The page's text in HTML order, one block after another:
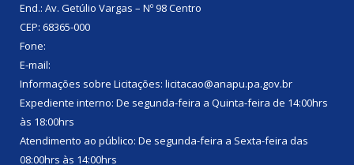
End.: Av. Getúlio Vargas – Nº 98 Centro
CEP: 68365-000
Fone:
E-mail:
Informações sobre Licitações: licitacao@anapu.pa.gov.br
Expediente interno: De segunda-feira a Quinta-feira de 14:00hrs
às 18:00hrs
Atendimento ao público: De segunda-feira a Sexta-feira das
08:00hrs às 14:00hrs